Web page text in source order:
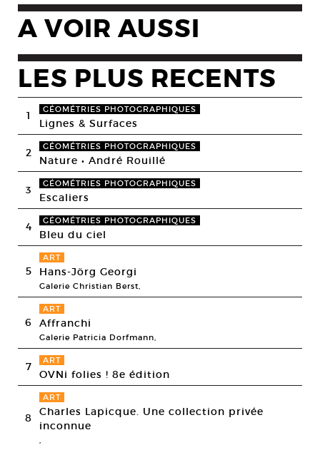
A VOIR AUSSI
LES PLUS RECENTS
1 GÉOMÉTRIES PHOTOGRAPHIQUES
Lignes & Surfaces
2 GÉOMÉTRIES PHOTOGRAPHIQUES
Nature • André Rouillé
3 GÉOMÉTRIES PHOTOGRAPHIQUES
Escaliers
4 GÉOMÉTRIES PHOTOGRAPHIQUES
Bleu du ciel
5
ART
Hans-Jörg Georgi
Galerie Christian Berst,
6
ART
Affranchi
Galerie Patricia Dorfmann,
7 ART
OVNi folies ! 8e édition
8
ART
Charles Lapicque. Une collection privée
inconnue
,